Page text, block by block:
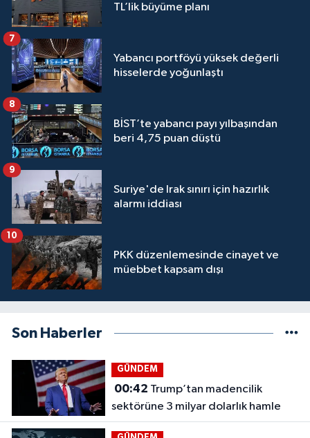
TL’lik büyüme planı
Yabancı portföyü yüksek değerli
hisselerde yoğunlaştı
7
BİST’te yabancı payı yılbaşından
beri 4,75 puan düştü
8
Suriye'de Irak sınırı için hazırlık
alarmı iddiası
9
PKK düzenlemesinde cinayet ve
müebbet kapsam dışı
10
Son Haberler
GÜNDEM
00:42
sektörüne 3 milyar dolarlık hamle